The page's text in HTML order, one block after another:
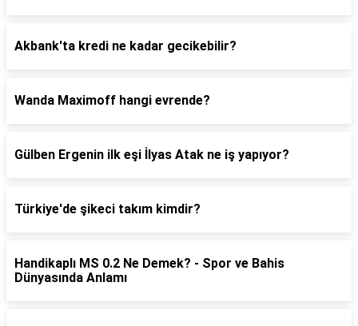
Akbank'ta kredi ne kadar gecikebilir?
Wanda Maximoff hangi evrende?
Gülben Ergenin ilk eşi İlyas Atak ne iş yapıyor?
Türkiye'de şikeci takım kimdir?
Handikaplı MS 0.2 Ne Demek? - Spor ve Bahis
Dünyasında Anlamı